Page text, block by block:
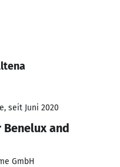
seit Juni 2020
and
GmbH